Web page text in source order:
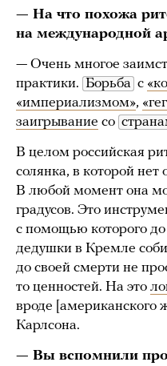
— На что похожа
на международной
— Очень многое
практики. Борьба с
«империализмом»,
заигрывание со
В целом российская
солянка, в которой
В любой момент она
градусов. Это
с помощью которого до
дедушки в Кремле
до своей смерти не
то ценностей. На это
вроде [американского
Карлсона.
— Вы вспомнили про